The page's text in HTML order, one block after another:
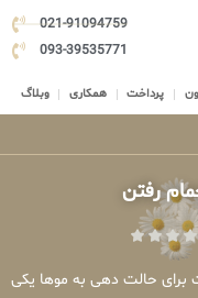
021-91094759
093-39535771
پرداخت همکاری وبلاگ
رفتن
برای حالت دهی به موها یکی